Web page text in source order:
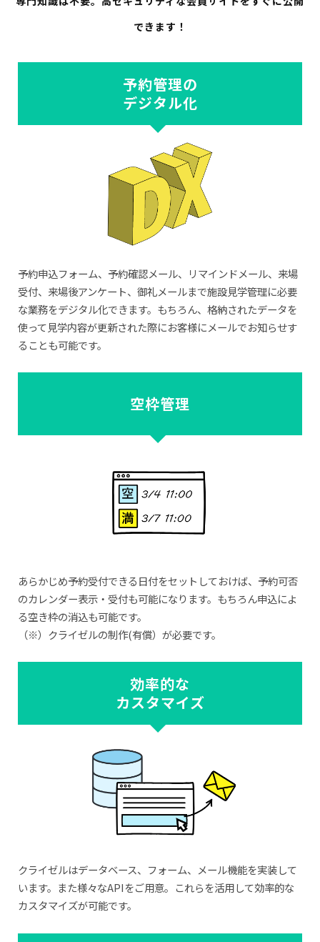
できます！
予約管理の
デジタル化
予約申込フォーム、予約確認メール、リマインドメール、来場
受付、来場後アンケート、御礼メールまで施設見学管理に必要
な業務をデジタル化できます。もちろん、格納されたデータを
使って見学内容が更新された際にお客様にメールでお知らせす
ることも可能です。
空枠管理
あらかじめ予約受付できる日付をセットしておけば、予約可否
のカレンダー表示・受付も可能になります。もちろん申込によ
る空き枠の消込も可能です。
（※）クライゼルの制作(有償）が必要です。
効率的な
カスタマイズ
クライゼルはデータベース、フォーム、メール機能を実装して
います。また様々なAPIをご用意。これらを活用して効率的な
カスタマイズが可能です。